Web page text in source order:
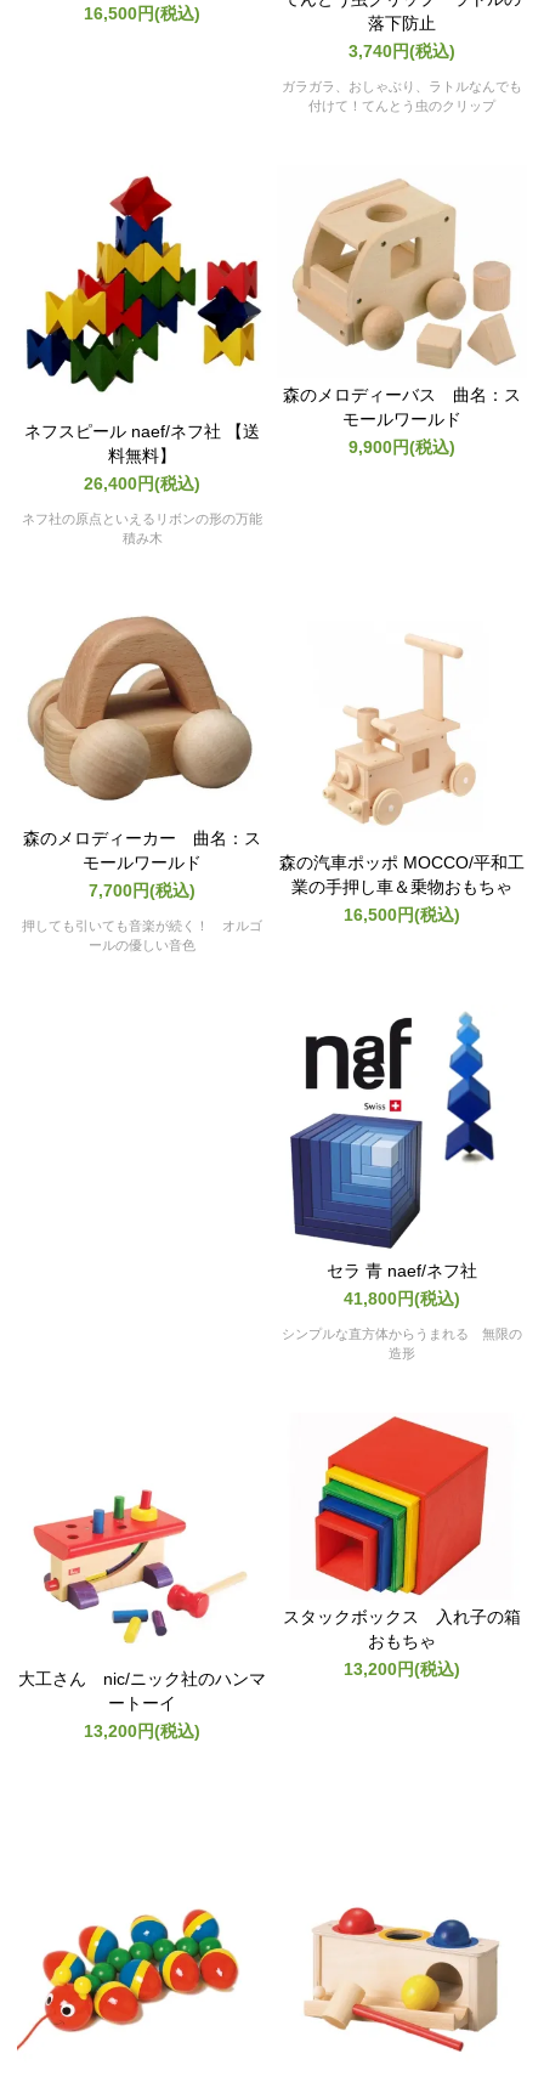
16,500円(税込)
落下防止
3,740円(税込)
ガラガラ、おしゃぶり、ラトルなんでも
付けて！てんとう虫のクリップ
ネフスピール naef/ネフ社 【送
料無料】
26,400円(税込)
ネフ社の原点といえるリボンの形の万能
積み木
森のメロディーバス 曲名：ス
モールワールド
9,900円(税込)
森のメロディーカー 曲名：ス
モールワールド
7,700円(税込)
押しても引いても音楽が続く！ オルゴ
ールの優しい音色
森の汽車ポッポ MOCCO/平和工
業の手押し車＆乗物おもちゃ
16,500円(税込)
セラ 青 naef/ネフ社
41,800円(税込)
シンプルな直方体からうまれる 無限の
造形
大工さん nic/ニック社のハンマ
ートーイ
13,200円(税込)
スタックボックス 入れ子の箱
おもちゃ
13,200円(税込)